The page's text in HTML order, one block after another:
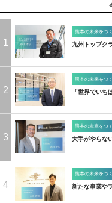
1
熊本の未来をつ
九州トップク
2
熊本の未来をつ
「世界でいち
3
熊本の未来をつ
大手がやらな
4
熊本の未来をつ
新たな事業や